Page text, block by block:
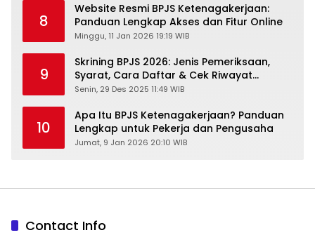
8
Website Resmi BPJS Ketenagakerjaan:
Panduan Lengkap Akses dan Fitur Online
Minggu, 11 Jan 2026 19:19 WIB
9
Skrining BPJS 2026: Jenis Pemeriksaan,
Syarat, Cara Daftar & Cek Riwayat
Kesehatan Gratis
Senin, 29 Des 2025 11:49 WIB
10
Apa Itu BPJS Ketenagakerjaan? Panduan
Lengkap untuk Pekerja dan Pengusaha
Jumat, 9 Jan 2026 20:10 WIB
Contact Info